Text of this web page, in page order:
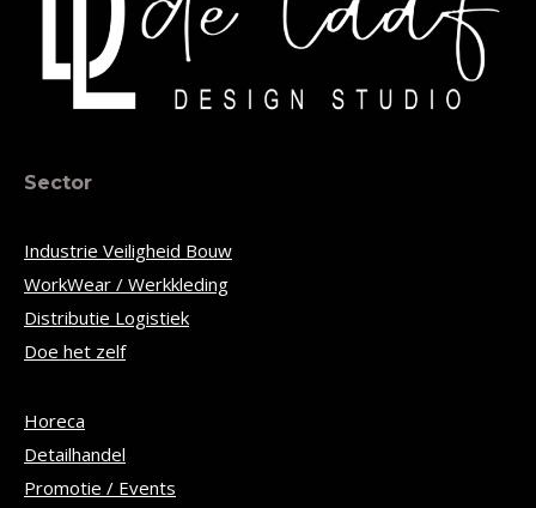
Sector
Industrie Veiligheid Bouw
WorkWear / Werkkleding
Distributie Logistiek
Doe het zelf
Horeca
Detailhandel
Promotie / Events